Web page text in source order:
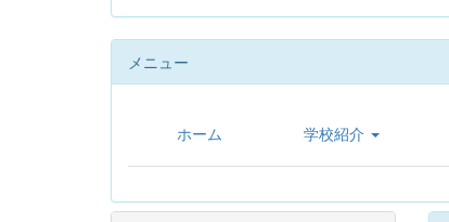
メニュー
ホーム 学校紹介